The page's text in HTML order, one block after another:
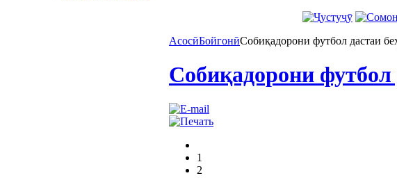
АсосӣБойгонӣСобиқадорони футбол дастаи
Собиқадорони футбол
1
2